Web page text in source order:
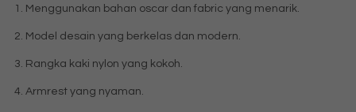
1. Menggunakan bahan oscar dan fabric yang menarik.
2. Model desain yang berkelas dan modern.
3. Rangka kaki nylon yang kokoh.
4. Armrest yang nyaman.